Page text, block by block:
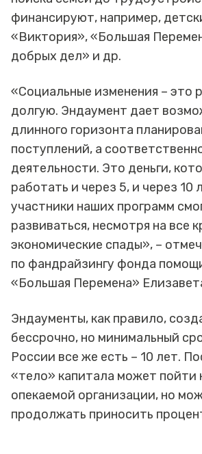
финансируют, например,
«Виктория», «Большая
добрых дел» и др.
«Социальные изменения – это
долгую. Эндаумент дает
длинного горизонта
поступлений, а
деятельности. Это деньги,
работать и через 5, и через 10
участники наших программ
развиваться, несмотря на все
экономические спады», –
по фандрайзингу фонда
«Большая Перемена»
Эндаументы, как правило,
бессрочно, но минимальный
России все же есть – 10 лет.
«тело» капитала может пойти
опекаемой организации, но
продолжать приносить